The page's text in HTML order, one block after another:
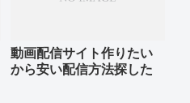
動画配信サイト作りたい
から安い配信方法探した